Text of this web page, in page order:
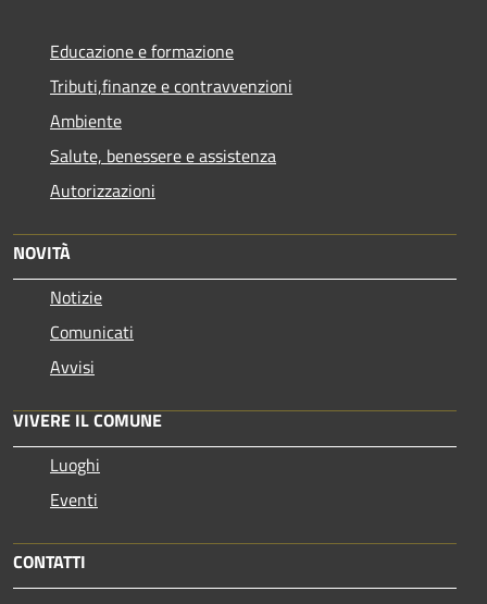
Educazione e formazione
Tributi,finanze e contravvenzioni
Ambiente
Salute, benessere e assistenza
Autorizzazioni
NOVITÀ
Notizie
Comunicati
Avvisi
VIVERE IL COMUNE
Luoghi
Eventi
CONTATTI